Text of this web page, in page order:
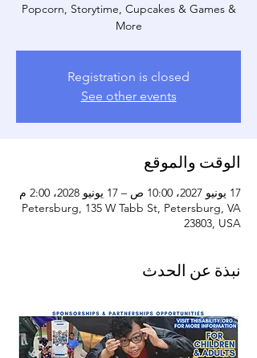
Popcorn, Storytime, Cupcakes & Games &
More
Registration is closed
See other events
الوقت والموقع
17 يونيو 2027، 10:00 ص – 17 يونيو 2028، 2:00 م
Petersburg, 135 W Tabb St, Petersburg, VA
23803, USA
نبذة عن الحدث